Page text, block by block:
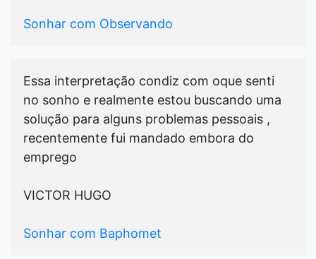
Sonhar com Observando
Essa interpretação condiz com oque senti
no sonho e realmente estou buscando uma
solução para alguns problemas pessoais ,
recentemente fui mandado embora do
emprego
VICTOR HUGO
Sonhar com Baphomet